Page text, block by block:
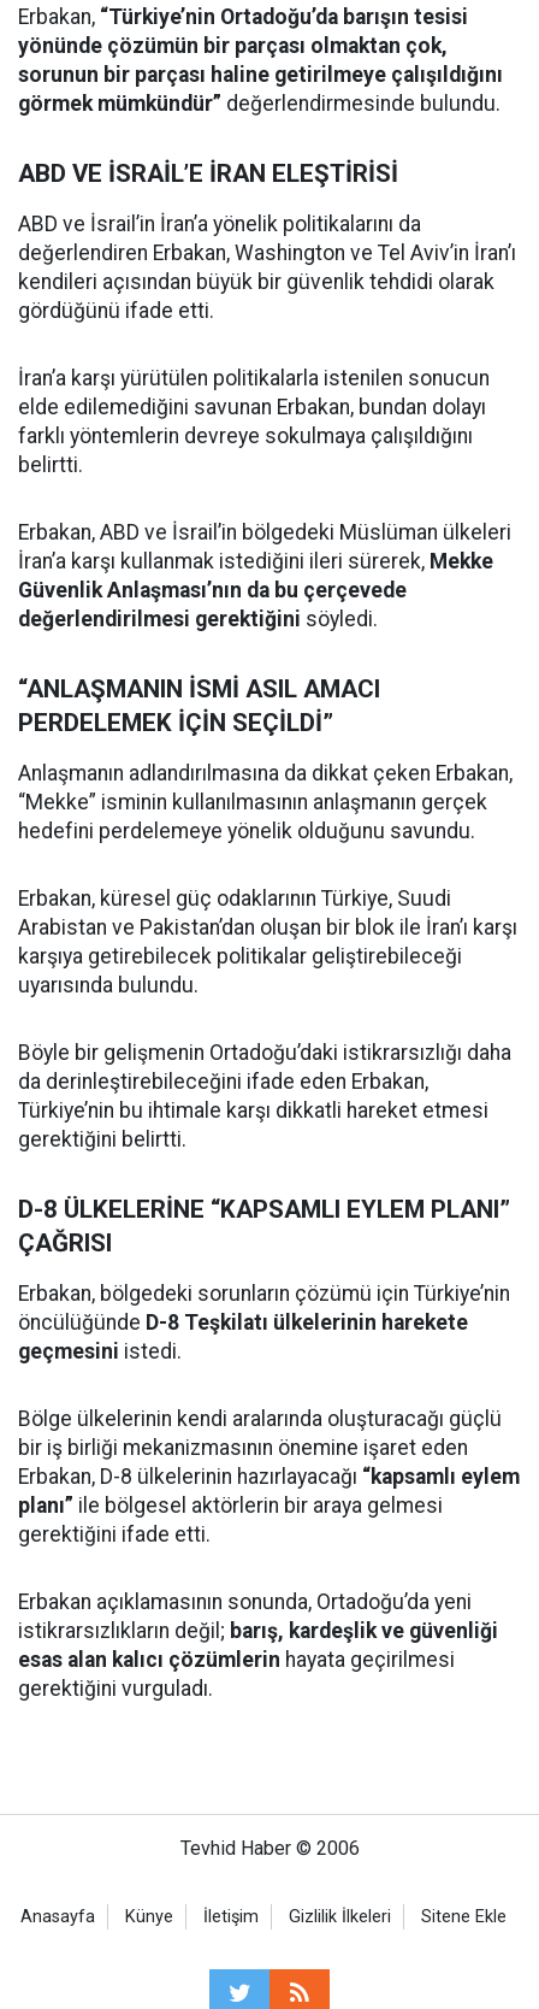
Erbakan, “Türkiye’nin Ortadoğu’da barışın tesisi
yönünde çözümün bir parçası olmaktan çok,
sorunun bir parçası haline getirilmeye çalışıldığını
görmek mümkündür” değerlendirmesinde bulundu.
ABD VE İSRAİL’E İRAN ELEŞTİRİSİ
ABD ve İsrail’in İran’a yönelik politikalarını da
değerlendiren Erbakan, Washington ve Tel Aviv’in İran’ı
kendileri açısından büyük bir güvenlik tehdidi olarak
gördüğünü ifade etti.
İran’a karşı yürütülen politikalarla istenilen sonucun
elde edilemediğini savunan Erbakan, bundan dolayı
farklı yöntemlerin devreye sokulmaya çalışıldığını
belirtti.
Erbakan, ABD ve İsrail’in bölgedeki Müslüman ülkeleri
İran’a karşı kullanmak istediğini ileri sürerek, Mekke
Güvenlik Anlaşması’nın da bu çerçevede
değerlendirilmesi gerektiğini söyledi.
“ANLAŞMANIN İSMİ ASIL AMACI
PERDELEMEK İÇİN SEÇİLDİ”
Anlaşmanın adlandırılmasına da dikkat çeken Erbakan,
“Mekke” isminin kullanılmasının anlaşmanın gerçek
hedefini perdelemeye yönelik olduğunu savundu.
Erbakan, küresel güç odaklarının Türkiye, Suudi
Arabistan ve Pakistan’dan oluşan bir blok ile İran’ı karşı
karşıya getirebilecek politikalar geliştirebileceği
uyarısında bulundu.
Böyle bir gelişmenin Ortadoğu’daki istikrarsızlığı daha
da derinleştirebileceğini ifade eden Erbakan,
Türkiye’nin bu ihtimale karşı dikkatli hareket etmesi
gerektiğini belirtti.
D-8 ÜLKELERİNE “KAPSAMLI EYLEM PLANI”
ÇAĞRISI
Erbakan, bölgedeki sorunların çözümü için Türkiye’nin
öncülüğünde D-8 Teşkilatı ülkelerinin harekete
geçmesini istedi.
Bölge ülkelerinin kendi aralarında oluşturacağı güçlü
bir iş birliği mekanizmasının önemine işaret eden
Erbakan, D-8 ülkelerinin hazırlayacağı “kapsamlı eylem
planı” ile bölgesel aktörlerin bir araya gelmesi
gerektiğini ifade etti.
Erbakan açıklamasının sonunda, Ortadoğu’da yeni
istikrarsızlıkların değil; barış, kardeşlik ve güvenliği
esas alan kalıcı çözümlerin hayata geçirilmesi
gerektiğini vurguladı.
Tevhid Haber © 2006
Anasayfa Künye İletişim Gizlilik İlkeleri Sitene Ekle